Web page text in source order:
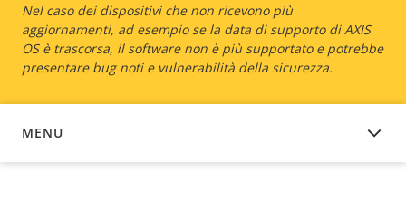
Nel caso dei dispositivi che non ricevono più
aggiornamenti, ad esempio se la data di supporto di AXIS
OS è trascorsa, il software non è più supportato e potrebbe
presentare bug noti e vulnerabilità della sicurezza.
MENU
SOFTWARE DEL DISPOSITIVO